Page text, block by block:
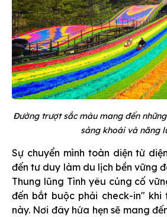
Đường trượt sắc màu mang đến
sảng khoái và năng
Sự chuyển mình toàn diện từ
đến tư duy làm du lịch bền vững
Thung lũng Tình yêu củng cố
đến bắt buộc phải check-in"
này. Nơi đây hứa hẹn sẽ mang